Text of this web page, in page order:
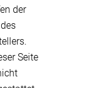
der
Seite